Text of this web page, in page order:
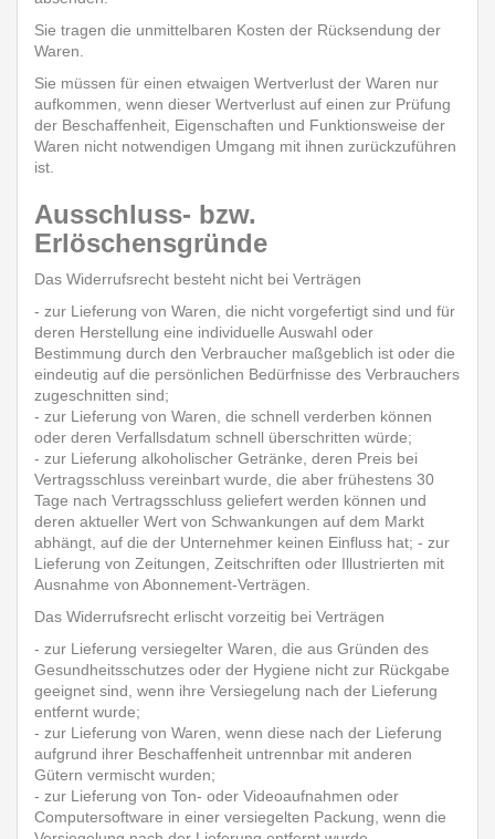
Sie tragen die unmittelbaren Kosten der Rücksendung der
Waren.
Sie müssen für einen etwaigen Wertverlust der Waren nur
aufkommen, wenn dieser Wertverlust auf einen zur Prüfung
der Beschaffenheit, Eigenschaften und Funktionsweise der
Waren nicht notwendigen Umgang mit ihnen zurückzuführen
ist.
Ausschluss- bzw.
Erlöschensgründe
Das Widerrufsrecht besteht nicht bei Verträgen
- zur Lieferung von Waren, die nicht vorgefertigt sind und für
deren Herstellung eine individuelle Auswahl oder
Bestimmung durch den Verbraucher maßgeblich ist oder die
eindeutig auf die persönlichen Bedürfnisse des Verbrauchers
zugeschnitten sind;
- zur Lieferung von Waren, die schnell verderben können
oder deren Verfallsdatum schnell überschritten würde;
- zur Lieferung alkoholischer Getränke, deren Preis bei
Vertragsschluss vereinbart wurde, die aber frühestens 30
Tage nach Vertragsschluss geliefert werden können und
deren aktueller Wert von Schwankungen auf dem Markt
abhängt, auf die der Unternehmer keinen Einfluss hat; - zur
Lieferung von Zeitungen, Zeitschriften oder Illustrierten mit
Ausnahme von Abonnement-Verträgen.
Das Widerrufsrecht erlischt vorzeitig bei Verträgen
- zur Lieferung versiegelter Waren, die aus Gründen des
Gesundheitsschutzes oder der Hygiene nicht zur Rückgabe
geeignet sind, wenn ihre Versiegelung nach der Lieferung
entfernt wurde;
- zur Lieferung von Waren, wenn diese nach der Lieferung
aufgrund ihrer Beschaffenheit untrennbar mit anderen
Gütern vermischt wurden;
- zur Lieferung von Ton- oder Videoaufnahmen oder
Computersoftware in einer versiegelten Packung, wenn die